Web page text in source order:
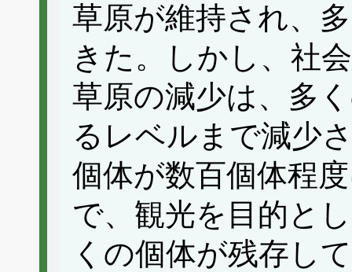
草原が維持され、
きた。しかし、社
草原の減少は、多
るレベルまで減少
個体が数百個体程
で、観光を目的と
くの個体が残存し